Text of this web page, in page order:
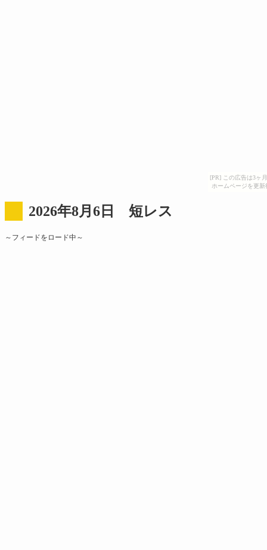
[PR] この広告は3ヶ
ホームページを更
2026年8月6日 短レス
～フィードをロード中～